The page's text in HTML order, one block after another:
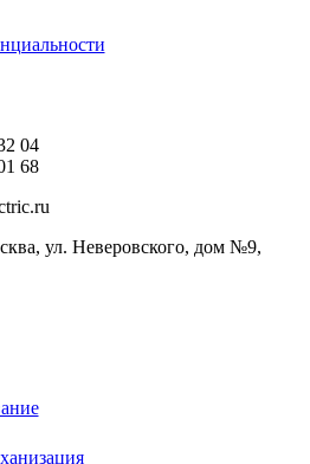
04
68
ул. Неверовского, дом №9,